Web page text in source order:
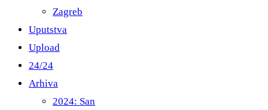
Zagreb
Uputstva
Upload
24/24
Arhiva
2024: San